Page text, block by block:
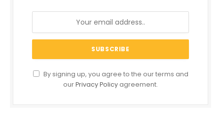
By signing up, you agree to the our terms and
ourPrivacy Policy agreement.